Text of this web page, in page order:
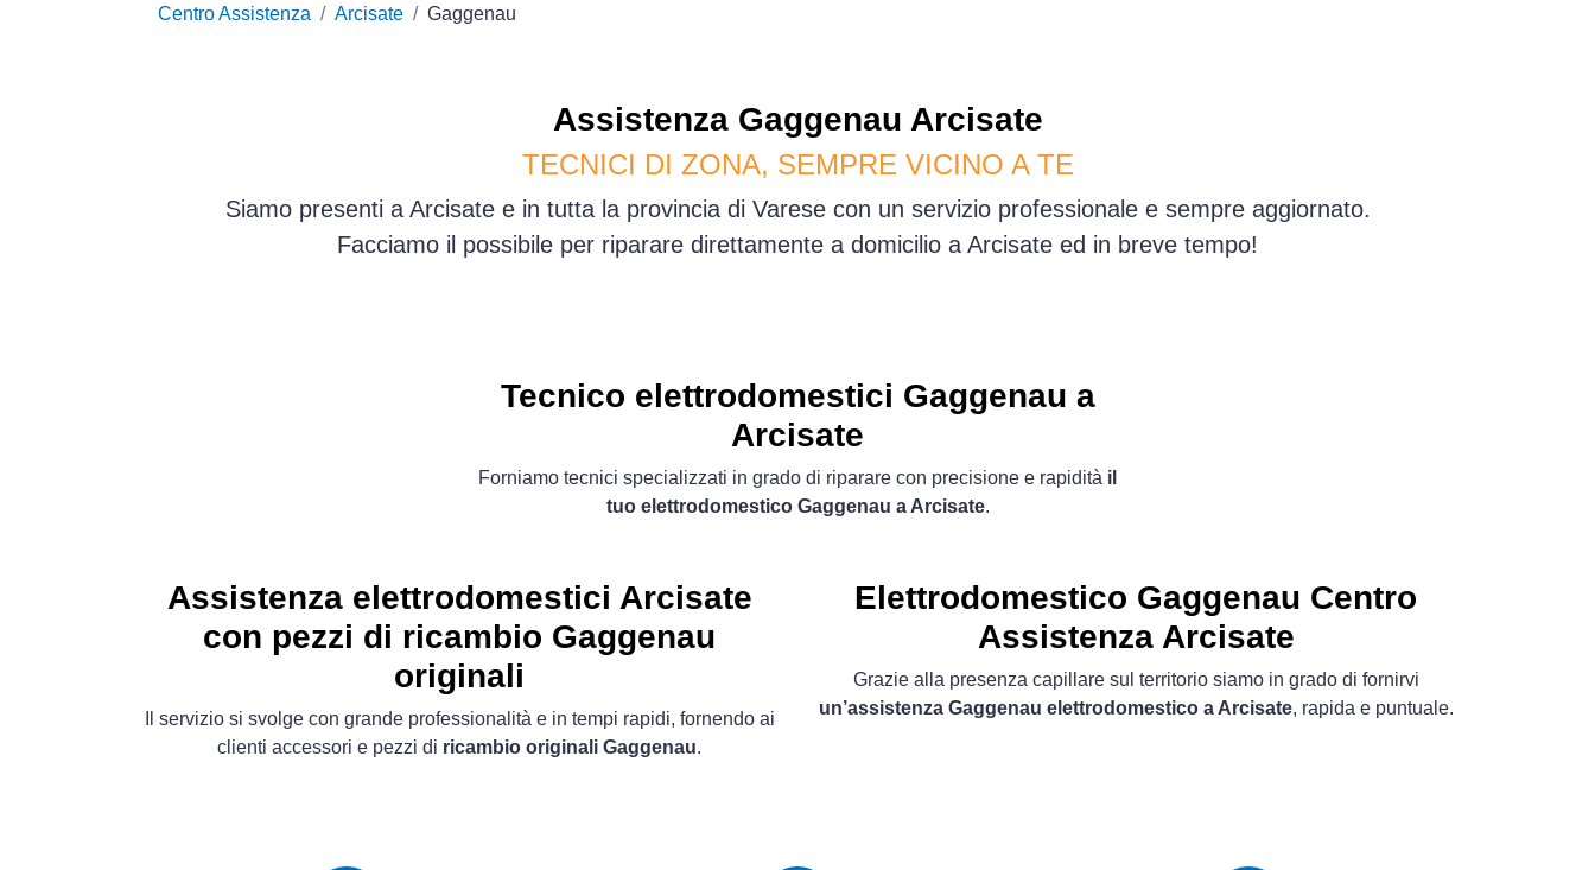
Centro Assistenza Arcisate Gaggenau
Assistenza Gaggenau Arcisate
TECNICI DI ZONA, SEMPRE VICINO A TE
Siamo presenti a Arcisate e in tutta la provincia di Varese con un servizio professionale e sempre aggiornato.
Facciamo il possibile per riparare direttamente a domicilio a Arcisate ed in breve tempo!
Tecnico elettrodomestici Gaggenau a
Arcisate
Forniamo tecnici specializzati in grado di riparare con precisione e rapidità il
tuo elettrodomestico Gaggenau a Arcisate.
Assistenza elettrodomestici Arcisate
con pezzi di ricambio Gaggenau
originali
Il servizio si svolge con grande professionalità e in tempi rapidi, fornendo ai
clienti accessori e pezzi di ricambio originali Gaggenau.
Elettrodomestico Gaggenau Centro
Assistenza Arcisate
Grazie alla presenza capillare sul territorio siamo in grado di fornirvi
un’assistenza Gaggenau elettrodomestico a Arcisate, rapida e puntuale.